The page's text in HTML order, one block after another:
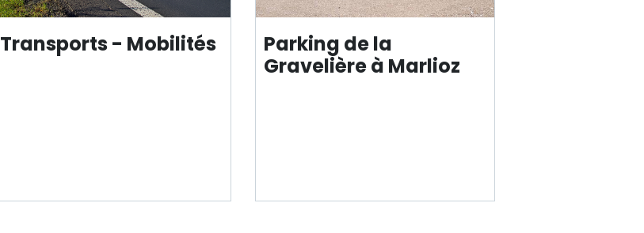
Transports - Mobilités
Parking de la
Gravelière à Marlioz